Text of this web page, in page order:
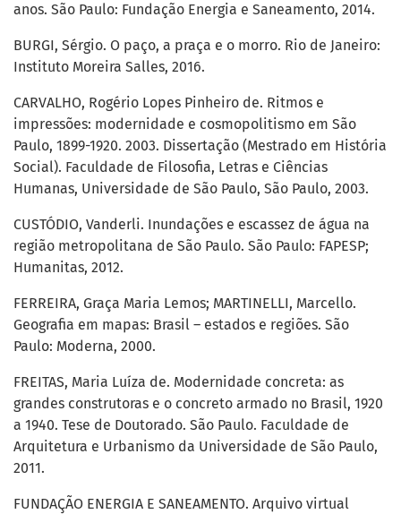
anos. São Paulo: Fundação Energia e Saneamento, 2014.
BURGI, Sérgio. O paço, a praça e o morro. Rio de Janeiro:
Instituto Moreira Salles, 2016.
CARVALHO, Rogério Lopes Pinheiro de. Ritmos e
impressões: modernidade e cosmopolitismo em São
Paulo, 1899-1920. 2003. Dissertação (Mestrado em História
Social). Faculdade de Filosofia, Letras e Ciências
Humanas, Universidade de São Paulo, São Paulo, 2003.
CUSTÓDIO, Vanderli. Inundações e escassez de água na
região metropolitana de São Paulo. São Paulo: FAPESP;
Humanitas, 2012.
FERREIRA, Graça Maria Lemos; MARTINELLI, Marcello.
Geografia em mapas: Brasil – estados e regiões. São
Paulo: Moderna, 2000.
FREITAS, Maria Luíza de. Modernidade concreta: as
grandes construtoras e o concreto armado no Brasil, 1920
a 1940. Tese de Doutorado. São Paulo. Faculdade de
Arquitetura e Urbanismo da Universidade de São Paulo,
2011.
FUNDAÇÃO ENERGIA E SANEAMENTO. Arquivo virtual